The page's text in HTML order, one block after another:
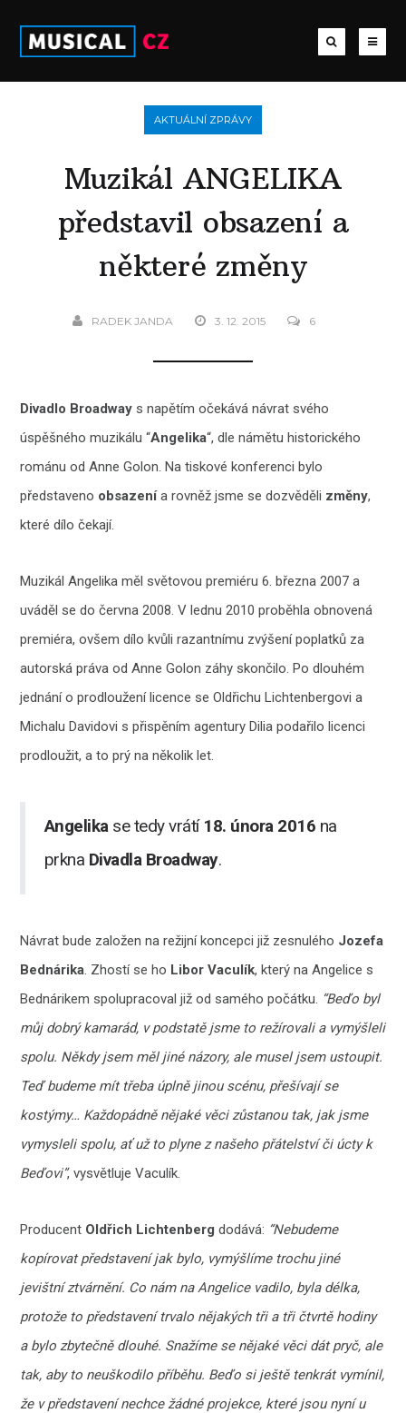
AKTUÁLNÍ ZPRÁVY
Muzikál ANGELIKA
představil obsazení a
některé změny
RADEK JANDA 3. 12. 2015 6
Divadlo Broadway s napětím očekává návrat svého
úspěšného muzikálu “Angelika“, dle námětu historického
románu od Anne Golon. Na tiskové konferenci bylo
představeno obsazenía rovněž jsme se dozvěděli změny,
které dílo čekají.
Muzikál Angelika měl světovou premiéru 6. března 2007 a
uváděl se do června 2008. V lednu 2010 proběhla obnovená
premiéra, ovšem dílo kvůli razantnímu zvýšení poplatků za
autorská práva od Anne Golon záhy skončilo. Po dlouhém
jednání o prodloužení licence se Oldřichu Lichtenbergovi a
Michalu Davidovi s přispěním agentury Dilia podařilo licenci
prodloužit, a to prý na několik let.
Angelikase tedy vrátí 18. února 2016 na
prkna Divadla Broadway.
Návrat bude založen na režijní koncepci již zesnulého Jozefa
Bednárika. Zhostí se ho Libor Vaculík, který na Angelice s
Bednárikem spolupracoval již od samého počátku. “Beďo byl
můj dobrý kamarád, v podstatě jsme to režírovali a vymýšleli
spolu. Někdy jsem měl jiné názory, ale musel jsem ustoupit.
Teď budeme mít třeba úplně jinou scénu, přešívají se
kostýmy… Každopádně nějaké věci zůstanou tak, jak jsme
vymysleli spolu, ať už to plyne z našeho přátelství či úcty k
Beďovi”, vysvětluje Vaculík.
Producent Oldřich Lichtenberg dodává: “Nebudeme
kopírovat představení jak bylo, vymýšlíme trochu jiné
jevištní ztvárnění. Co nám na Angelice vadilo, byla délka,
protože to představení trvalo nějakých tři a tři čtvrtě hodiny
a bylo zbytečně dlouhé. Snažíme se nějaké věci dát pryč, ale
tak, aby to neuškodilo příběhu. Beďo si ještě tenkrát vymínil,
že v představení nechce žádné projekce, které jsou nyní u